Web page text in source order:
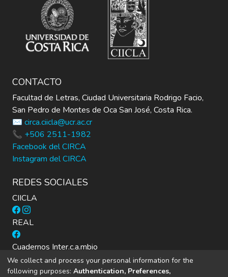
instalaciones.
Esta exposición estuvo constituida de
resultados de investigaciones científicas de
académicos de la Universidad de Costa Rica
del Coco, y recursos audiovisuales como una
maqueta y un video.
CONTACTO
Facultad de Letras, Ciudad Universitaria Rodrigo Facio,
San Pedro de Montes de Oca San José, Costa Rica.
✉️ circa.ciicla@ucr.ac.cr
📞 +506 2511-1982
Facebook del CIRCA
Instagram del CIRCA
REDES SOCIALES
CIICLA
REAL
Cuadernos Inter.c.a.mbio
We collect and process your personal information for the
following purposes: Authentication, Preferences,